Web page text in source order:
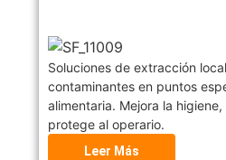
Soluciones de extracción
contaminantes en puntos
alimentaria. Mejora la
protege al operario.
Leer Más